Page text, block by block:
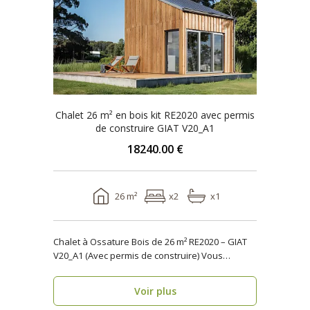
Chalet 26 m² en bois kit RE2020 avec permis
de construire GIAT V20_A1
18240.00 €
26 m² x2 x1
Chalet à Ossature Bois de 26 m² RE2020 – GIAT
V20_A1 (Avec permis de construire) Vous
Voir plus